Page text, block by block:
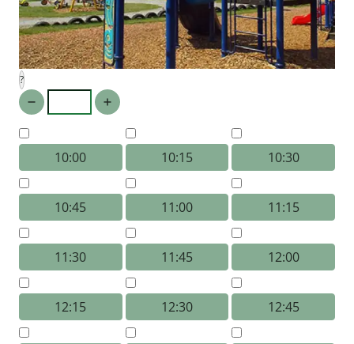
?
10:00 10:15 10:30
10:45 11:00 11:15
11:30 11:45 12:00
12:15 12:30 12:45